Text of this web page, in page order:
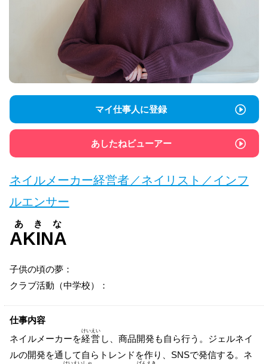
マイ仕事人に登録
あしたねビューアー
ネイルメーカー経営者／ネイリスト／インフ
ルエンサー
AKINA
あきな
子供の頃の夢：
クラブ活動（中学校）：
仕事内容
ネイルメーカーを経
けい
営
えい
し、商品開発も自ら行う。ジェルネイ
ルの開発を通して自らトレンドを作り、SNSで発信する。ネ